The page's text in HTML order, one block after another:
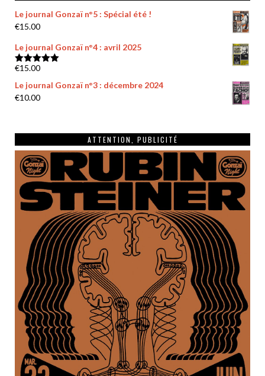
Le journal Gonzaï n°5 : Spécial été !
€15.00
Le journal Gonzaï n°4 : avril 2025
Note5.00
€15.00
Le journal Gonzaï n°3 : décembre 2024
€10.00
ATTENTION, PUBLICITÉ